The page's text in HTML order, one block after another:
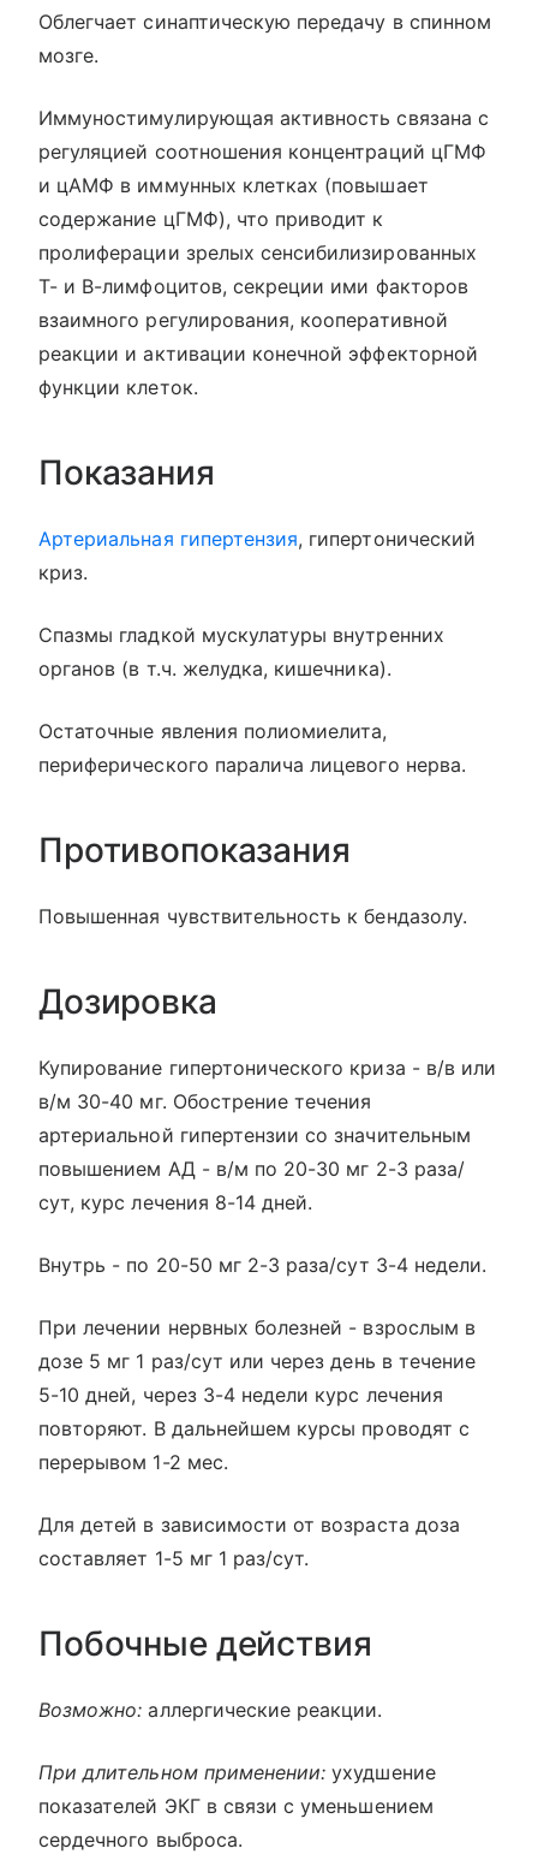
Облегчает синаптическую передачу в спинном
мозге.
Иммуностимулирующая активность связана с
регуляцией соотношения концентраций цГМФ
и цАМФ в иммунных клетках (повышает
содержание цГМФ), что приводит к
пролиферации зрелых сенсибилизированных
T- и B-лимфоцитов, секреции ими факторов
взаимного регулирования, кооперативной
реакции и активации конечной эффекторной
функции клеток.
Показания
Артериальная гипертензия, гипертонический
криз.
Спазмы гладкой мускулатуры внутренних
органов (в т.ч. желудка, кишечника).
Остаточные явления полиомиелита,
периферического паралича лицевого нерва.
Противопоказания
Повышенная чувствительность к бендазолу.
Дозировка
Купирование гипертонического криза - в/в или
в/м 30-40 мг. Обострение течения
артериальной гипертензии со значительным
повышением АД - в/м по 20-30 мг 2-3 раза/
сут, курс лечения 8-14 дней.
Внутрь - по 20-50 мг 2-3 раза/сут 3-4 недели.
При лечении нервных болезней - взрослым в
дозе 5 мг 1 раз/сут или через день в течение
5-10 дней, через 3-4 недели курс лечения
повторяют. В дальнейшем курсы проводят с
перерывом 1-2 мес.
Для детей в зависимости от возраста доза
составляет 1-5 мг 1 раз/сут.
Побочные действия
Возможно: аллергические реакции.
При длительном применении: ухудшение
показателей ЭКГ в связи с уменьшением
сердечного выброса.